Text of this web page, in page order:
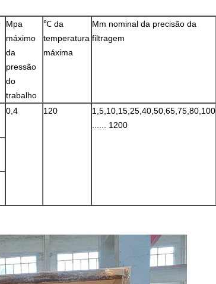
Mpa
máximo
da
pressão
do
trabalho
℃ da
temperatura
máxima
Μm nominal da precisão da
filtragem
0,4 120
1,5,10,15,25,40,50,65,75,80,100
...... 1200